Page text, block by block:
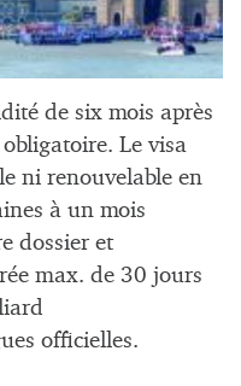
de six mois après
Le visa
ni renouvelable en
à un mois
dossier et
max. de 30 jours
officielles.